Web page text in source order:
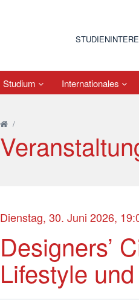
Studium Internationales
/
Dienstag, 30. Juni 2026,
Designers’
Lifestyle